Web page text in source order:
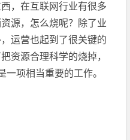
，在互联网行业有很多
源，怎么烧呢？除了业
运营也起到了很关键的
资源合理科学的烧掉，
一项相当重要的工作。